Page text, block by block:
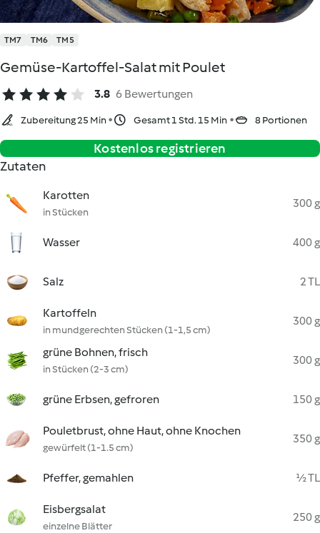
TM7 TM6 TM5
Gemüse-Kartoffel-Salat mit Poulet
3.8 6 Bewertungen
Zubereitung 25 Min Gesamt 1 Std. 15 Min 8 Portionen
Kostenlos registrieren
Zutaten
Karotten
in Stücken
300 g
Wasser 400 g
Salz 2 TL
Kartoffeln
in mundgerechten Stücken (1-1,5 cm)
300 g
grüne Bohnen, frisch
in Stücken (2-3 cm)
300 g
grüne Erbsen, gefroren 150 g
Pouletbrust, ohne Haut, ohne Knochen
gewürfelt (1-1.5 cm)
350 g
Pfeffer, gemahlen ½ TL
Eisbergsalat
einzelne Blätter
250 g